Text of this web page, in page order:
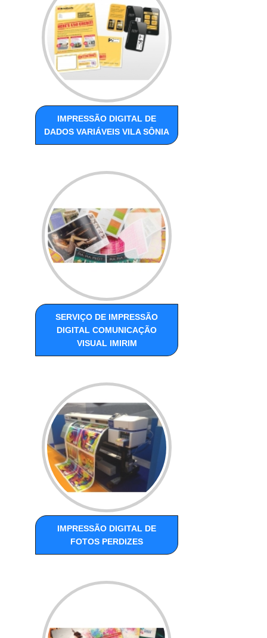
IMPRESSÃO DIGITAL DE
DADOS VARIÁVEIS VILA SÔNIA
SERVIÇO DE IMPRESSÃO
DIGITAL COMUNICAÇÃO
VISUAL IMIRIM
IMPRESSÃO DIGITAL DE
FOTOS PERDIZES